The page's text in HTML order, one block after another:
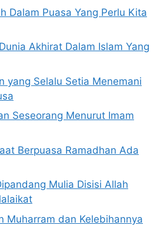
Dalam Puasa Yang Perlu Kita
Akhirat Dalam Islam Yang
yang Selalu Setia Menemani
Seseorang Menurut Imam
Berpuasa Ramadhan Ada
Mulia Disisi Allah
Muharram dan Kelebihannya